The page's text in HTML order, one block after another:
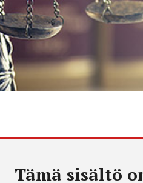
Tämä sisältö